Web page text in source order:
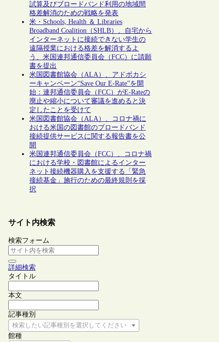
試算及びブロードバンド利用の地域間
格差解消のための戦略を発表
米・Schools, Health ＆ Libraries
Broadband Coalition（SHLB）、自宅から
インターネットに接続できない学生の
遠隔授業における格差を解消するよ
う、米国連邦通信委員会（FCC）に請願
書を提出
米国図書館協会（ALA）、アドボカシ
ーキャンペーン“Save Our E-Rate”を開
始：連邦通信委員会（FCC）がE-Rateの
廃止や縮小について審議を進めると決
定したことを受けて
米国図書館協会（ALA）、コロナ禍に
おける米国の図書館のブロードバンド
接続提供サービスに関する報告書を公
開
米国連邦通信委員会（FCC）、コロナ禍
における学校・図書館によるインター
ネット接続機器購入を支援する「緊急
接続基金」施行のための最終規則を採
択
サイト内検索
検索フォーム
詳細検索
タイトル
本文
記事種別
検索したい記事種別を選択してください
館種